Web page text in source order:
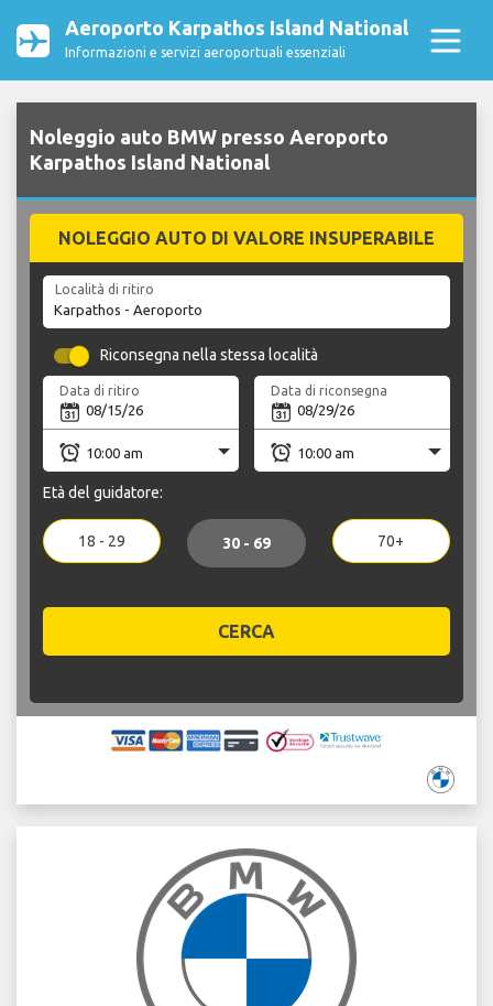
Aeroporto Karpathos Island National
Informazioni e servizi aeroportuali essenziali
Noleggio auto BMW presso Aeroporto
Karpathos Island National
NOLEGGIO AUTO DI VALORE INSUPERABILE
Località di ritiro
Riconsegna nella stessa località
Data di ritiro Data di riconsegna
Età del guidatore:
18 - 29 30 - 69 70+
CERCA